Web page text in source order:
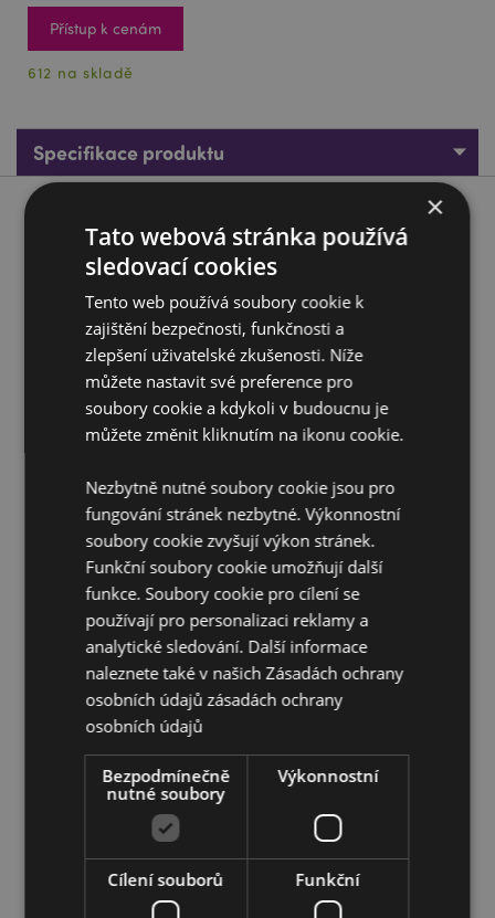
Přístup k cenám
612 na skladě
Specifikace produktu
Svačinový box 3 ks - M/L/XL - Zvířecí království
Materiál:Polypropylen
Vhodné pro potraviny:Ano
Počet v sadě:3 - M,L,XL
Vhodné do mikrovlnky:Ne
Vhodné do myčky: Ne
Bez BPA plastů:Ano
Informace o produktu:Krabičky se skládají do sebe
pro ušetření prostoru.
Objem:Malá: 250ml, Střední: 350ml, Velká: 550ml
Doplňující informace:
Chcete se dozvědět více o nákupu u Puckator?
Přečtěte si našehoprůvodce nákupem pro zákazníky.
Vlastnosti produktu
Extra velká 5.5 x 11.5 x 11.5cm Velká 5 x 10 x 10cm
Střední 4.5 x 8.5 x 8.5cm
5055071795183
60
×
Tato webová stránka používá
sledovací cookies
Tento web používá soubory cookie k
zajištění bezpečnosti, funkčnosti a
zlepšení uživatelské zkušenosti. Níže
můžete nastavit své preference pro
soubory cookie a kdykoli v budoucnu je
můžete změnit kliknutím na ikonu cookie.
Nezbytně nutné soubory cookie jsou pro
fungování stránek nezbytné. Výkonnostní
soubory cookie zvyšují výkon stránek.
Funkční soubory cookie umožňují další
funkce. Soubory cookie pro cílení se
používají pro personalizaci reklamy a
analytické sledování. Další informace
naleznete také v našich Zásadách ochrany
osobních údajů zásadách ochrany
osobních údajů
Bezpodmínečně
nutné soubory
Výkonnostní
Cílení souborů Funkční